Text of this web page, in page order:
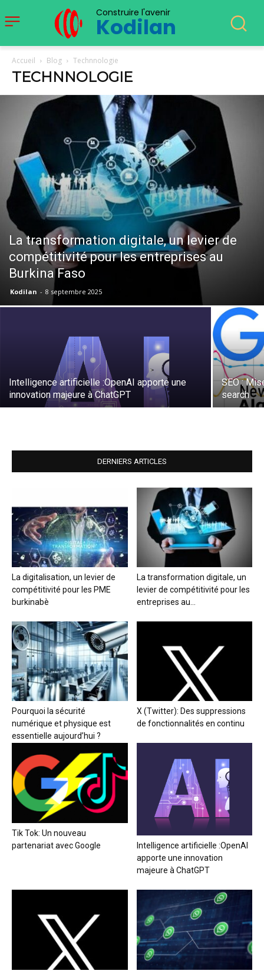
Construire l'avenir
Kodilan
Accueil Blog Technnologie
TECHNNOLOGIE
La transformation digitale, un levier de
compétitivité pour les entreprises au
Burkina Faso
Kodilan - 8 septembre 2025
Intelligence artificielle :OpenAI apporte une
innovation majeure à ChatGPT
SEO :
search
DERNIERS ARTICLES
La digitalisation, un levier de
compétitivité pour les PME
burkinabè
La transformation digitale, un
levier de compétitivité pour les
entreprises au...
Pourquoi la sécurité
numérique et physique est
essentielle aujourd’hui ?
X (Twitter): Des suppressions
de fonctionnalités en continu
Tik Tok: Un nouveau
partenariat avec Google
Intelligence artificielle :OpenAI
apporte une innovation
majeure à ChatGPT